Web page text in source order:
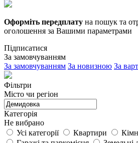
Оформіть передплату на пошук та
оголошення за Вашими параметрами
Підписатися
За замовчуванням
За замовчуванням За новизною За
Фільтри
Місто чи регіон
Категорія
Не вибрано
Усі категорії
Квартири